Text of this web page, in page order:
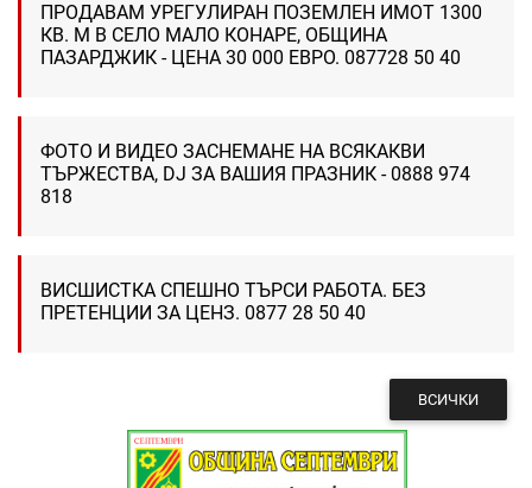
ПРОДАВАМ УРЕГУЛИРАН ПОЗЕМЛЕН ИМОТ 1300
КВ. М В СЕЛО МАЛО КОНАРЕ, ОБЩИНА
ПАЗАРДЖИК - ЦЕНА 30 000 ЕВРО. 087728 50 40
ФОТО И ВИДЕО ЗАСНЕМАНЕ НА ВСЯКАКВИ
ТЪРЖЕСТВА, DJ ЗА ВАШИЯ ПРАЗНИК - 0888 974
818
ВИСШИСТКА СПЕШНО ТЪРСИ РАБОТА. БЕЗ
ПРЕТЕНЦИИ ЗА ЦЕНЗ. 0877 28 50 40
ВСИЧКИ